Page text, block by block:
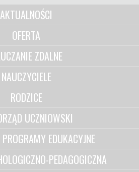
AKTUALNOŚCI
OFERTA
ZDALNE
NAUCZYCIELE
RODZICE
UCZNIOWSKI
EDUKACYJNE
PEDAGOGICZNA